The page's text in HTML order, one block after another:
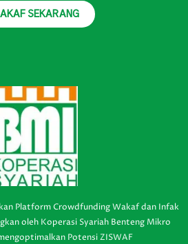
SEKARANG
Platform Crowdfunding Wakaf dan Infak
oleh Koperasi Syariah Benteng Mikro
Potensi ZISWAF